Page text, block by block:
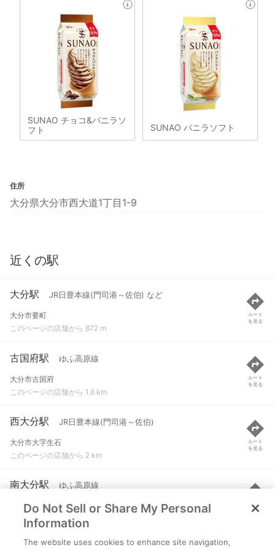
SUNAO チョコ&バニラソ
フト
SUNAO バニラソフト
住所
大分県大分市西大道1丁目1-9
近くの駅
大分駅 JR日豊本線(門司港～佐伯) など
大分市要町
このページの店舗から 872 m
ルート
を見る
古国府駅 ゆふ高原線
大分市古国府
このページの店舗から 1.6 km
ルート
を見る
西大分駅 JR日豊本線(門司港～佐伯)
大分市大字生石
このページの店舗から 2 km
ルート
を見る
南大分駅 ゆふ高原線
大分市永興
このページの店舗から 2.2 km
ルート
を見る
Do Not Sell or Share My Personal
Information
The website uses cookies to enhance site navigation,